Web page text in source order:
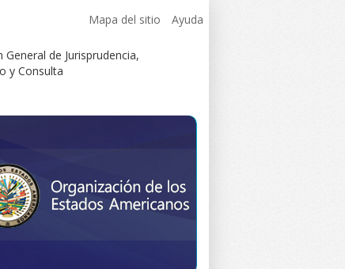
Mapa del sitio Ayuda